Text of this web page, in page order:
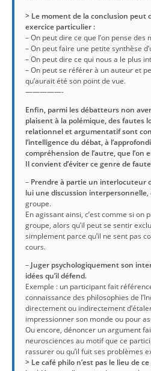
> Le moment de la conclusion peut
exercice particulier :
– On peut dire ce que l’on pense des
– On peut faire une petite synthèse
– On peut dire ce qui nous a le plus
– On peut se référer à un auteur et
qu’aurait été son point de vue.
—————-
Enfin, parmi les débatteurs non
plaisent à la polémique, des fautes
relationnel et argumentatif sont
l’intelligence du débat, à
compréhension de l’autre, que l’on
Il convient d’éviter ce genre de
– Prendre à partie un interlocuteur
lui une discussion interpersonnelle,
groupe.
En agissant ainsi, c’est comme si
groupe, alors qu’il peut se sentir
simplement parce qu’il ne sent pas
cours.
– Juger psychologiquement son
idées qu’il défend.
Exemple : un participant fait
connaissance des philosophies de
directement ou indirectement
impressionner son monde ou pour
Ou encore, dénoncer un argument
neurosciences au motif que ce
rassurer ou qu’il fuit ses problèmes
> Le café philo n’est pas le lieu de